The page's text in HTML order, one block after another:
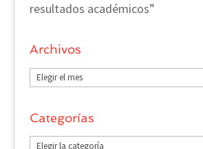
resultados académicos”
Archivos
Archivos
Categorías
Categorías